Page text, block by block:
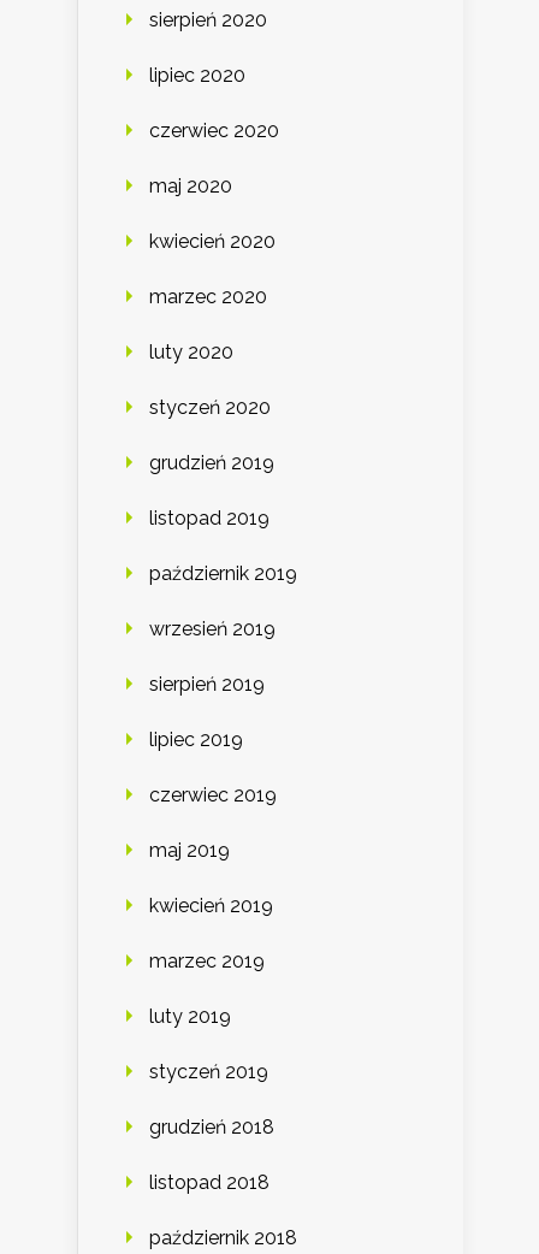
sierpień 2020
lipiec 2020
czerwiec 2020
maj 2020
kwiecień 2020
marzec 2020
luty 2020
styczeń 2020
grudzień 2019
listopad 2019
październik 2019
wrzesień 2019
sierpień 2019
lipiec 2019
czerwiec 2019
maj 2019
kwiecień 2019
marzec 2019
luty 2019
styczeń 2019
grudzień 2018
listopad 2018
październik 2018